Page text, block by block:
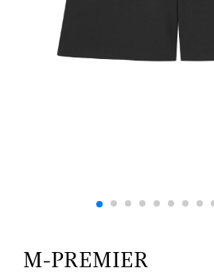
M-PREMIER